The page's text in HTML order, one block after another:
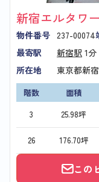
新宿エルタワ
物件番号 237-00074
最寄駅
新宿駅 1分
所在地
東京都新
階数 面積
3
25.98坪
26 176.70坪
この